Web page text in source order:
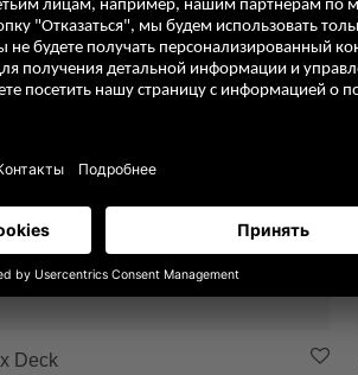
Deck